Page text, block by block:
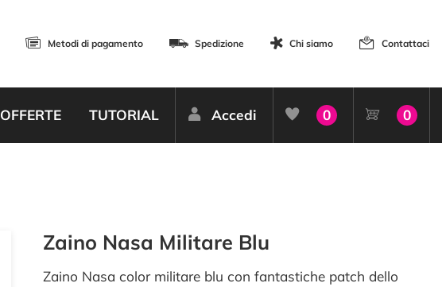
Metodi di pagamento Spedizione Chi siamo Contattaci
OFFERTE TUTORIAL Accedi 0 0
Zaino Nasa Militare Blu
Zaino Nasa color militare blu con fantastiche patch dello